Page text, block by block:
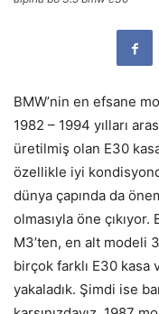
BMW’nin en efsane
1982 – 1994 yılları
üretilmiş olan E30
özellikle iyi
dünya çapında da
olmasıyla öne
M3’ten, en alt modeli
birçok farklı E30 kasa
yakaladık. Şimdi ise